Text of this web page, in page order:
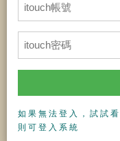
如果無法登入，試試看
則可登入系統